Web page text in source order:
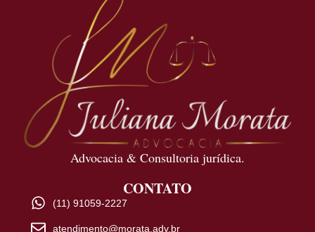
Advocacia & Consultoria jurídica.
CONTATO
(11) 91059-2227
atendimento@morata.adv.br